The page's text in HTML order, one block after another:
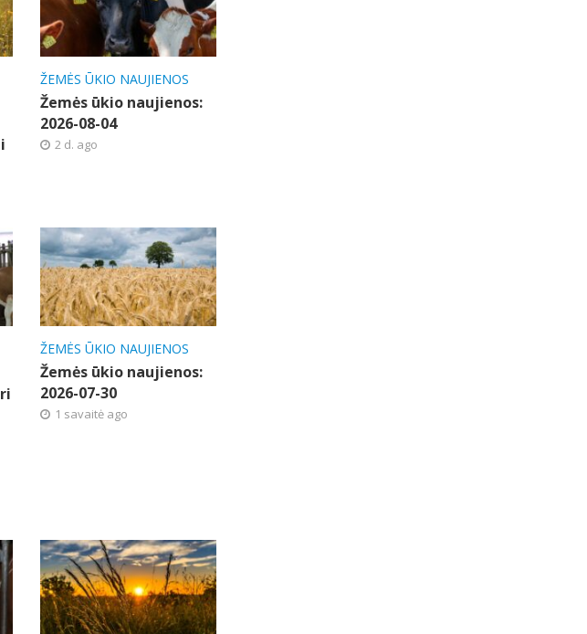
ŽEMĖS ŪKIO NAUJIENOS
Žemės ūkio naujienos:
2026-08-04
2 d. ago
ŽEMĖS ŪKIO NAUJIENOS
Žemės ūkio naujienos:
2026-07-30
1 savaitė ago